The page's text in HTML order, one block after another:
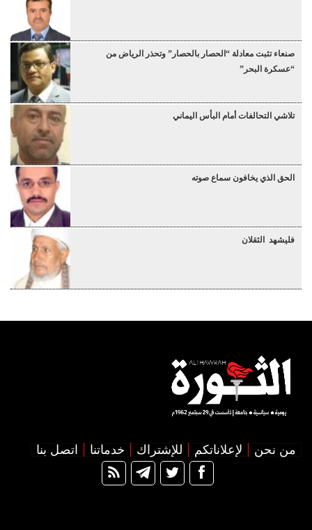
صنعاء تثبت معادلة “الحصار بالحصار” وتحذر الرياض من
“عسكرة البحر”
تلاشي التحالفات أمام البأس اليماني
الحق الذي يخافون سماع صوته
فليشهد الثقلان
من نحن لإعلاناتكم للإشتراك خدماتنا اتصل بنا